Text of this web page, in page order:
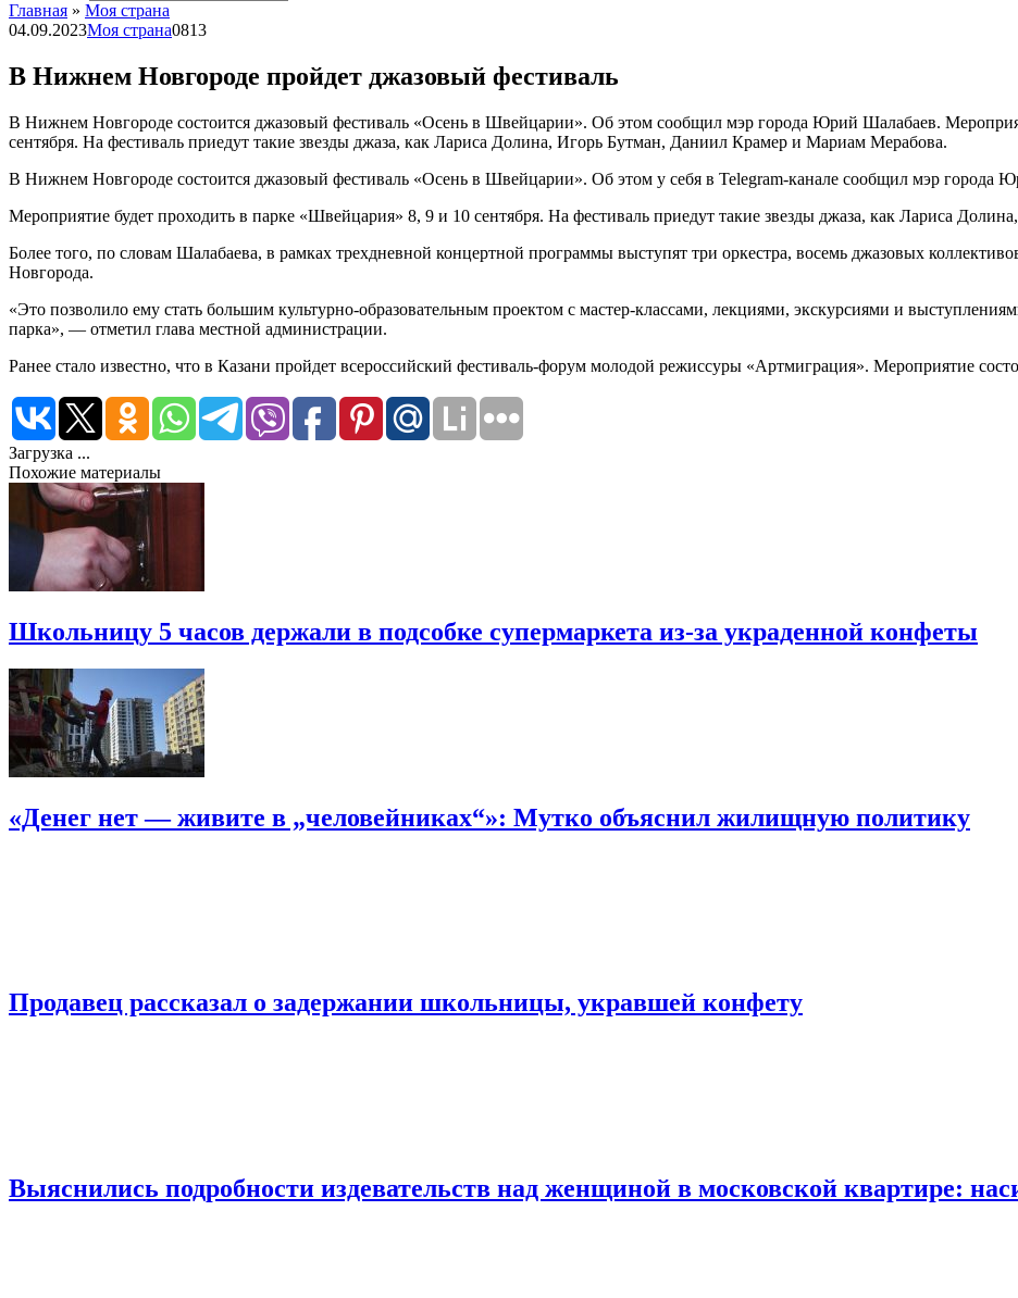
Главная » Моя страна
04.09.2023Моя страна0813
В Нижнем Новгороде пройдет джазовый фестиваль
В Нижнем Новгороде состоится джазовый фестиваль «Осень в Швейцарии». Об этом сообщил мэр города Юрий Шалабаев.
сентября. На фестиваль приедут такие звезды джаза, как Лариса Долина, Игорь Бутман, Даниил Крамер и Мариам Мерабова.
В Нижнем Новгороде состоится джазовый фестиваль «Осень в Швейцарии». Об этом у себя в Telegram-канале сообщил мэр города
Мероприятие будет проходить в парке «Швейцария» 8, 9 и 10 сентября. На фестиваль приедут такие звезды джаза, как Лариса
Более того, по словам Шалабаева, в рамках трехдневной концертной программы выступят три оркестра, восемь джазовых
Новгорода.
«Это позволило ему стать большим культурно-образовательным проектом с мастер-классами, лекциями, экскурсиями и
парка», — отметил глава местной администрации.
Ранее стало известно, что в Казани пройдет всероссийский фестиваль-форум молодой режиссуры «Артмиграция». Мероприятие
Загрузка ...
Похожие материалы
Школьницу 5 часов держали в подсобке супермаркета из-за украденной конфеты
«Денег нет — живите в „человейниках“»: Мутко объяснил жилищную политику
Продавец рассказал о задержании школьницы, укравшей конфету
Выяснились подробности издевательств над женщиной в московской квартире: